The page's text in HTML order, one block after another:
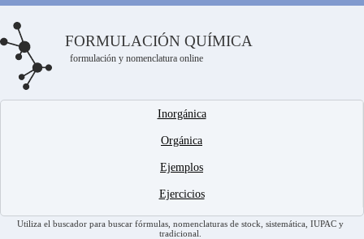
FORMULACIÓN QUÍMICA
formulación y nomenclatura online
Inorgánica
Orgánica
Ejemplos
Ejercicios
Utiliza el buscador para buscar fórmulas, nomenclaturas de stock, sistemática, IUPAC y
tradicional.